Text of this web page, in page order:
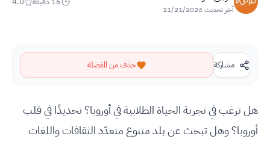
آخر تحديث11/21/2024
مشاركة حذف من المفضلة
هل ترغب في تجربة الحياة الطلابية في أوروبا؟ تحديدًا في قلب
أوروبا؟ وهل تبحث عن بلد متنوع متعدّد الثقافات واللغات